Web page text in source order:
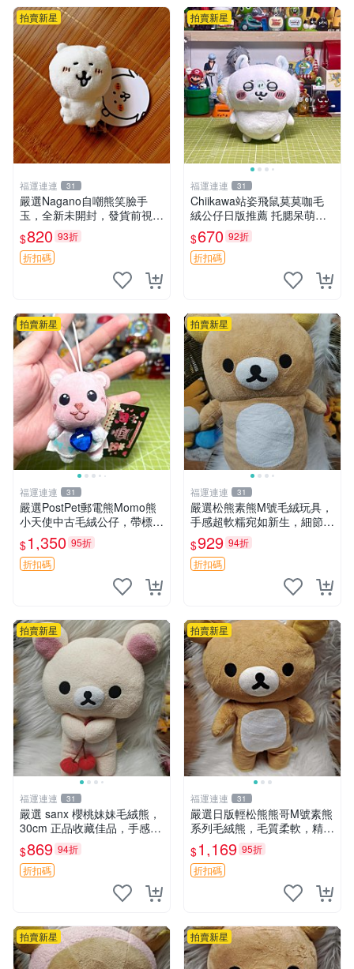
拍賣新星
福運連連 31
嚴選Nagano自嘲熊笑臉手
玉，全新未開封，發貨前視頻
確認，海南 廣西 貴州 嚴選N
agano自嘲熊笑臉手玉，全新
未開封，發貨前視頻確認，四
$820 93折
折扣碼
拍賣新星
福運連連 31
Chiikawa站姿飛鼠莫莫咖毛
絨公仔日版推薦 托腮呆萌可
愛 15cm豆袋底部 當代嚴選
毛絨玩具 公仔 莫莫卡 像人
$670 92折
折扣碼
拍賣新星
福運連連 31
嚴選PostPet郵電熊Momo熊
小天使中古毛絨公仔，帶標牌
保存完好。絕版稀有少見收藏
品，微瑕可接受，狀態如圖。
所見即所得，毛絨精品嚴選推
$1,350 95折
折扣碼
拍賣新星
福運連連 31
嚴選松熊素熊M號毛絨玩具，
手感超軟糯宛如新生，細節精
緻完美無瑕，推薦送禮或珍
藏，中古狀態保養得宜。 松
熊 素熊 毛絨doll
$929 94折
折扣碼
拍賣新星
福運連連 31
嚴選 sanx 櫻桃妹妹毛絨熊，
30cm 正品收藏佳品，手感極
軟，適合贈送與收藏 櫻桃妹
妹、sanx、毛絨熊
$869 94折
折扣碼
拍賣新星
福運連連 31
嚴選日版輕松熊熊哥M號素熊
系列毛絨熊，毛質柔軟，精緻
可愛，尺寸35cm，保存狀態
優異。收藏或贈送皆為佳選。
中古 毛絨熊 毛玩偶
$1,169 95折
折扣碼
拍賣新星 拍賣新星